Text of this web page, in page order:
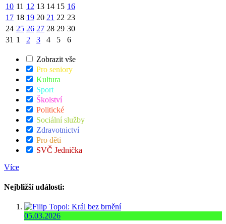
10 11 12 13 14 15 16
17 18 19 20 21 22 23
24 25 26 27 28 29 30
31 1 2 3 4 5 6
Zobrazit vše
Pro seniory
Kultura
Sport
Školství
Politické
Sociální služby
Zdravotnictví
Pro děti
SVČ Jednička
Více
Nejbližší události:
05.03.2026